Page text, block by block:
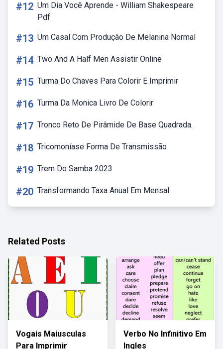
#12 Um Dia Você Aprende - William Shakespeare
Pdf
#13 Um Casal Com Produção De Melanina Normal
#14 Two And A Half Men Assistir Online
#15 Turma Do Chaves Para Colorir E Imprimir
#16 Turma Da Monica Livro De Colorir
#17 Tronco Reto De Pirâmide De Base Quadrada.
#18 Tricomoníase Forma De Transmissão
#19 Trem Do Samba 2023
#20 Transformando Taxa Anual Em Mensal
Related Posts
Vogais Maiusculas
Para Imprimir
Verbo No Infinitivo Em
Ingles